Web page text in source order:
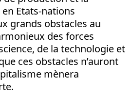
Etats-nations
grands obstacles au
des forces
de la technologie et
ces obstacles n’auront
mènera